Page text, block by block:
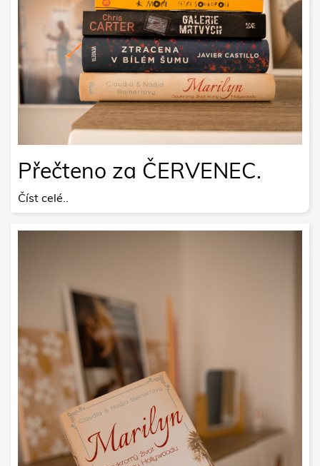
Přečteno za ČERVENEC.
Číst celé..